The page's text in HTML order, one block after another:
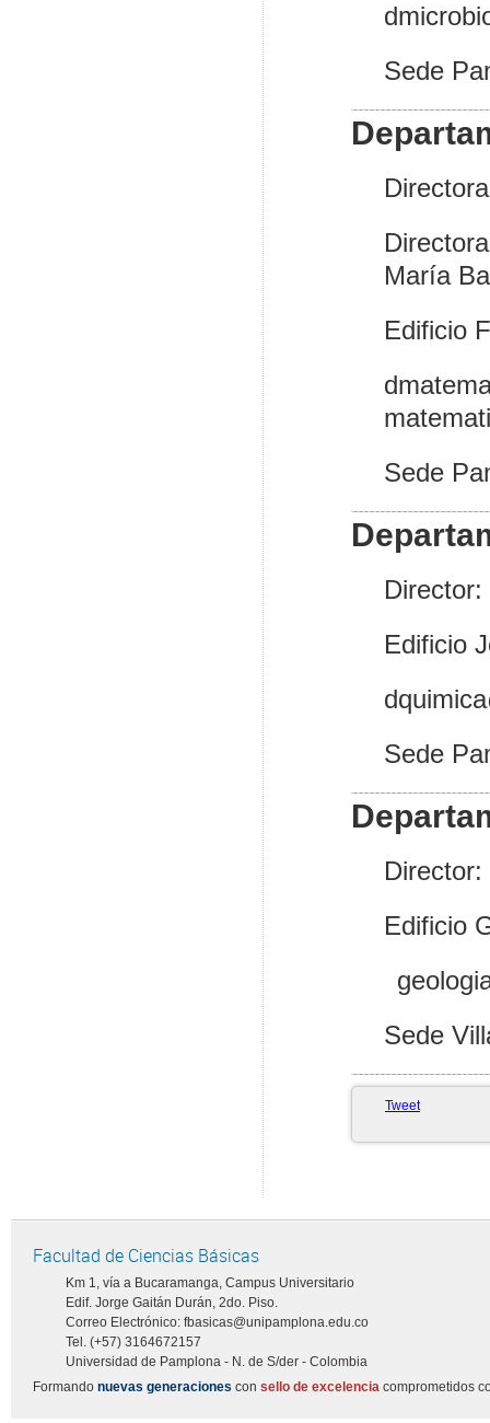
Sede
María
Edificio
Sede
Edificio
Sede
Edificio
Sede
Tweet
Facultad de Ciencias Básicas
Km 1, vía a Bucaramanga, Campus Universitario
Edif. Jorge Gaitán Durán, 2do. Piso.
Correo Electrónico: fbasicas@unipamplona.edu.co
Tel. (+57) 3164672157
Universidad de Pamplona - N. de S/der - Colombia
Formando nuevas generaciones con sello de excelencia comprometidos